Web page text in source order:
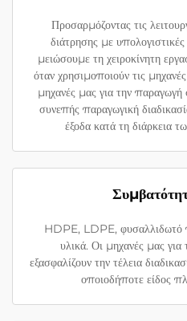
Προσαρμόζοντας τις
διάτρησης με
μειώσουμε τη χειροκίνητη
όταν χρησιμοποιούν τις
μηχανές μας για την παραγωγή
συνεπής παραγωγική
έξοδα κατά τη διάρκεια
HDPE, LDPE, φυσαλλιδωτό
υλικά. Οι μηχανές μας
εξασφαλίζουν την τέλεια
οποιοδήποτε είδος